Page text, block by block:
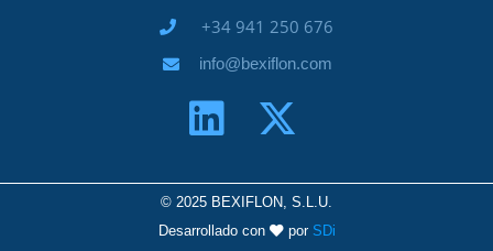
+34 941 250 676
info@bexiflon.com
© 2025 BEXIFLON, S.L.U.
Desarrollado con
por SDi